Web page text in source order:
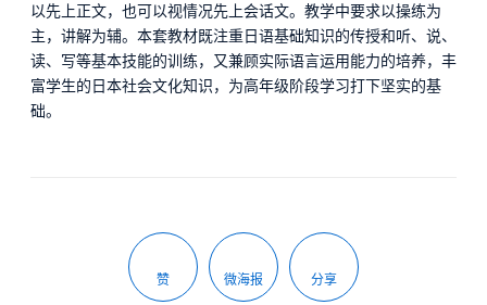
以先上正文，也可以视情况先上会话文。教学中要求以操练为
主，讲解为辅。本套教材既注重日语基础知识的传授和听、说、
读、写等基本技能的训练，又兼顾实际语言运用能力的培养，丰
富学生的日本社会文化知识，为高年级阶段学习打下坚实的基
础。
赞 微海报 分享